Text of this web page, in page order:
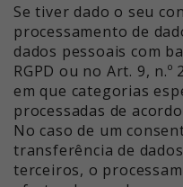
Se tiver dado o seu
processamento de
dados pessoais com
RGPD ou no Art. 9, n.º
em que categorias
processadas de
No caso de um
transferência de
terceiros, o